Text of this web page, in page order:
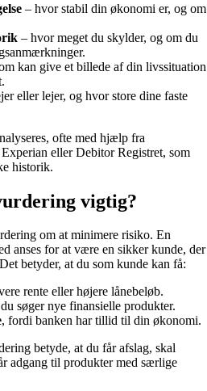
– hvor stabil din økonomi er, og om
– hvor meget du skylder, og om du
kan give et billede af din livssituation
eller lejer, og hvor store dine faste
ofte med hjælp fra
eller Debitor Registret, som
historik.
vigtig?
om at minimere risiko. En
anses for at være en sikker kunde, der
betyder, at du som kunde kan få:
rente eller højere lånebeløb.
søger nye finansielle produkter.
, fordi banken har tillid til din økonomi.
betyde, at du får afslag, skal
adgang til produkter med særlige